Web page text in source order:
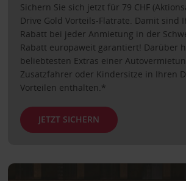
Sichern Sie sich jetzt für 79 CHF
Drive Gold Vorteils-Flatrate. Damit sind
Rabatt bei jeder Anmietung in der
Rabatt europaweit garantiert! Darüber
beliebtesten Extras einer
Zusatzfahrer oder Kindersitze in Ihren
Vorteilen enthalten.*
JETZT SICHERN